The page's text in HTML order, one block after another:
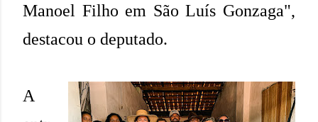
Manoel Filho em São Luís Gonzaga",
destacou o deputado.
A